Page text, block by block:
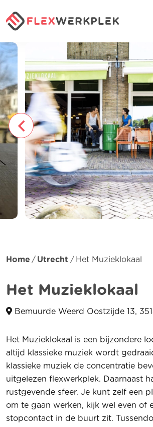
Home Utrecht Het Muzieklokaal
Het Muzieklokaal
Bemuurde Weerd Oostzijde 13,
Het Muzieklokaal is een bijzondere
altijd klassieke muziek wordt
klassieke muziek de concentratie
uitgelezen flexwerkplek. Daarnaast
rustgevende sfeer. Je kunt zelf een
om te gaan werken, kijk wel even of
stopcontact in de buurt zit.